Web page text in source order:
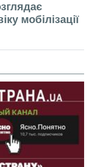
мобілізації